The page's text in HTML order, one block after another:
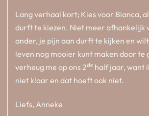
Lang verhaal kort; Kies voor Bianca,
durft te kiezen. Niet meer afhankelijk
ander, je pijn aan durft te kijken en
leven nog mooier kunt maken door te
verheug me op ons 2de half jaar, want
niet klaar en dat hoeft ook niet.
Liefs, Anneke